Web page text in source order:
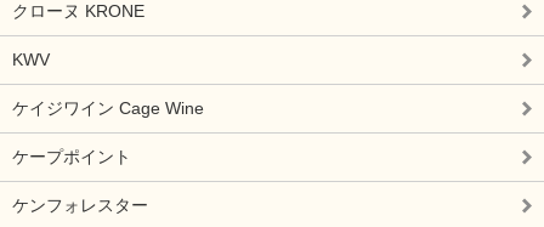
クローヌ KRONE
KWV
ケイジワイン Cage Wine
ケープポイント
ケンフォレスター